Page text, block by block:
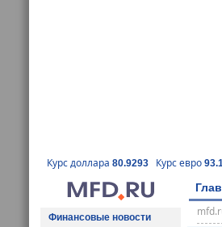
Курс доллара 80.9293 Курс евро
Финансовые новости